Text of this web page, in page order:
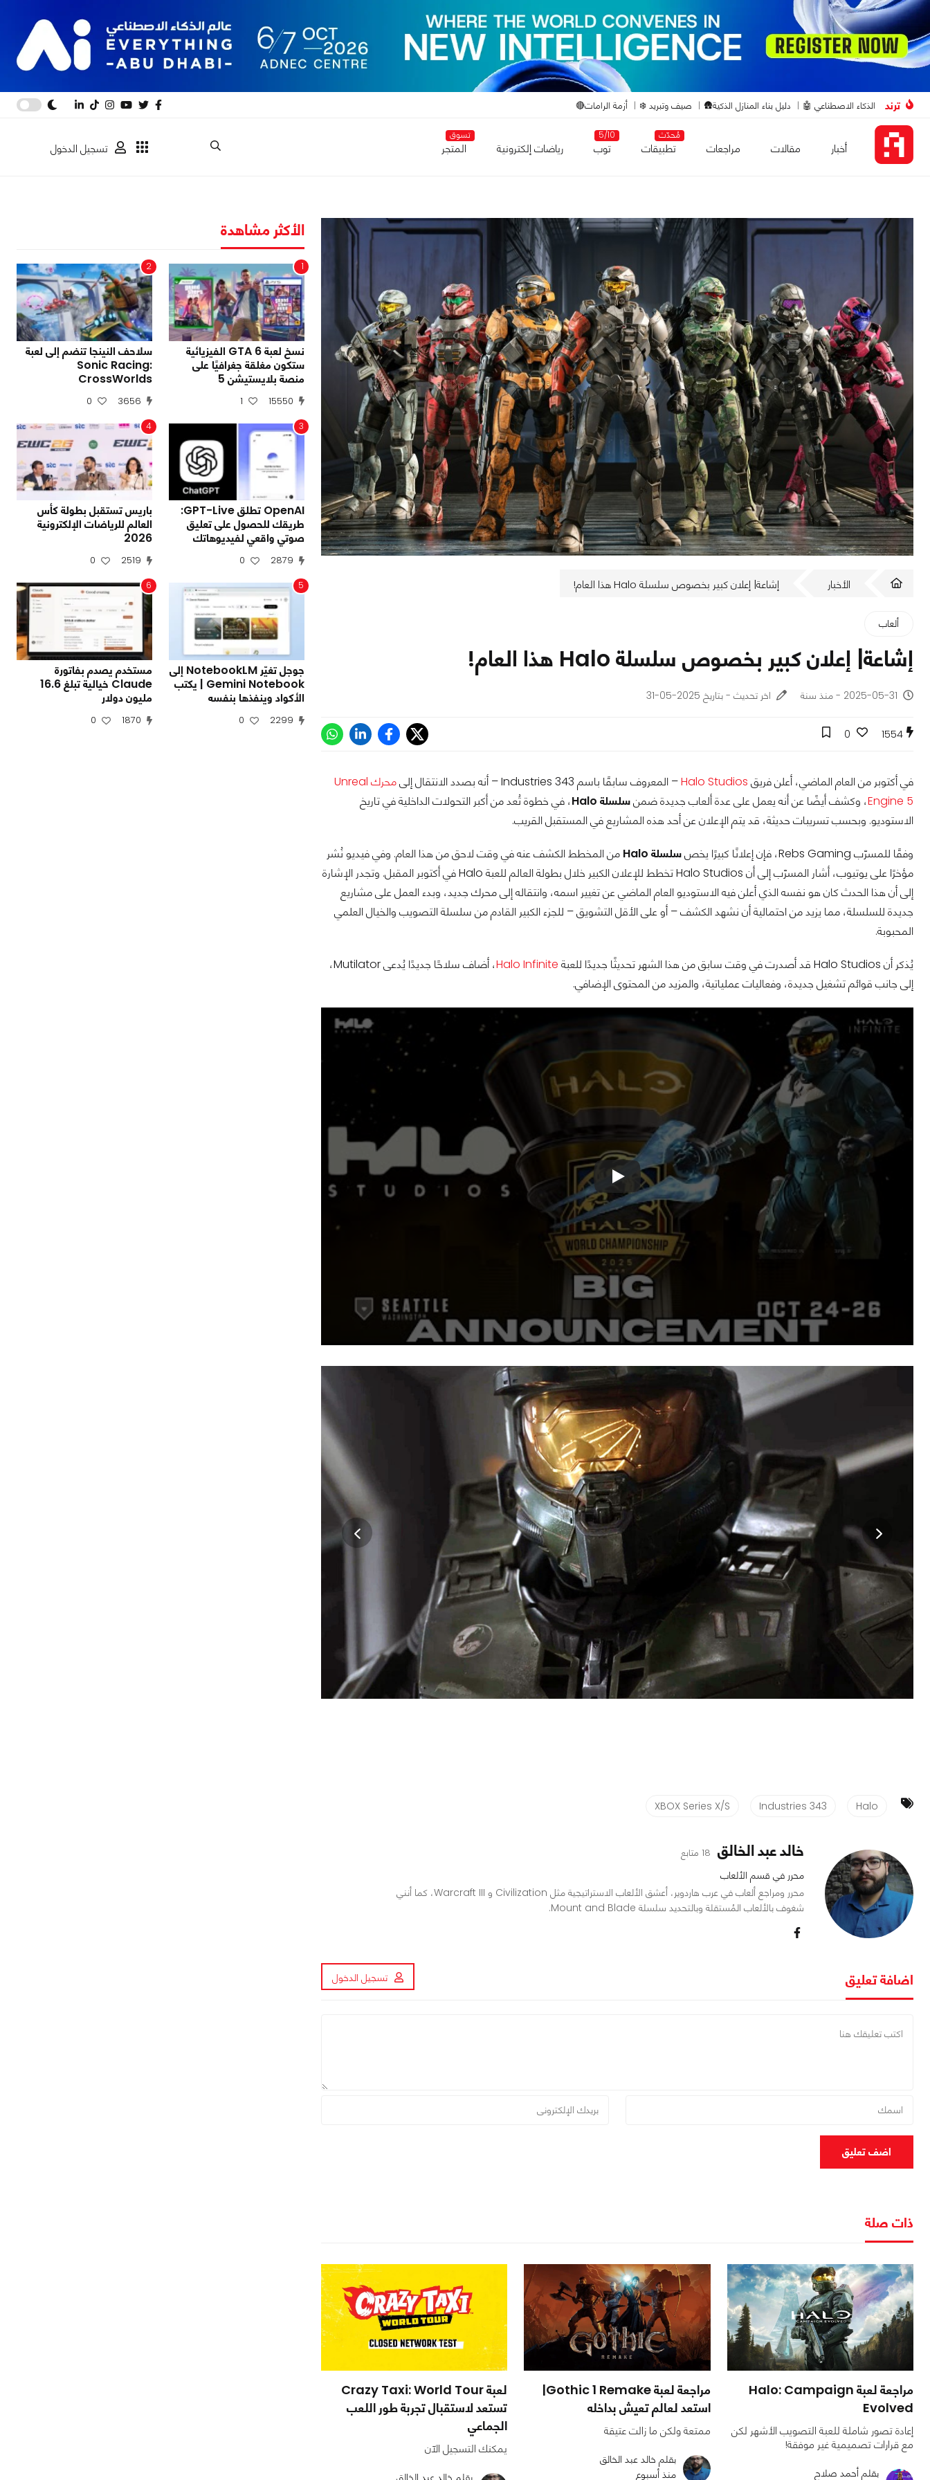
ترند الذكاء الاصطناعي 🤖 دليل بناء المنازل الذكية🛖 صيف وتبريد ❄️ أزمة الرامات🔴
أخبار مقالات مراجعات
مُحدّث
تطبيقات
5/10
توب رياضات إلكترونية
تسوق
المتجر تسجيل الدخول
الأخبار إشاعة| إعلان كبير بخصوص سلسلة Halo هذا العام!
ألعاب
إشاعة| إعلان كبير بخصوص سلسلة Halo هذا العام!
2025-05-31 - منذ سنة اخر تحديث - بتاريخ 2025-05-31
1554
0
في أكتوبر من العام الماضي، أعلن فريق Halo Studios– المعروف سابقًا باسم 343 Industries – أنه بصدد الانتقال إلى
محرك Unreal
Engine 5، وكشف أيضًا عن أنه يعمل على عدة ألعاب جديدة ضمنسلسلة Halo
، في خطوة تُعد من أكبر التحولات الداخلية في تاريخ
الاستوديو. وبحسب تسريبات حديثة، قد يتم الإعلان عن أحد هذه المشاريع في المستقبل القريب.
وفقًا للمسرّب Rebs Gaming، فإن إعلانًا كبيرًا يخص سلسلة Halo
من المخطط الكشف عنه في وقت لاحق من هذا العام. وفي فيديو نُشر
مؤخرًا على يوتيوب، أشار المسرّب إلى أن Halo Studios تخطط للإعلان الكبير خلال بطولة العالم للعبة Halo في أكتوبر المقبل. وتجدر الإشارة
إلى أن هذا الحدث كان هو نفسه الذي أعلن فيه الاستوديو العام الماضي عن تغيير اسمه، وانتقاله إلى محرك جديد، وبدء العمل على مشاريع
جديدة للسلسلة، مما يزيد من احتمالية أن نشهد الكشف – أو على الأقل التشويق – للجزء الكبير القادم من سلسلة التصويب والخيال العلمي
المحبوبة.
يُذكر أن Halo Studios قد أصدرت في وقت سابق من هذا الشهر تحديثًا جديدًا للعبة Halo Infinite
، أضاف سلاحًا جديدًا يُدعى Mutilator،
إلى جانب قوائم تشغيل جديدة، وفعاليات عملياتية، والمزيد من المحتوى الإضافي.
Halo
343 Industries
XBOX Series X/S
خالد عبد الخالق 18 متابع
محرر في قسم الألعاب
محرر ومراجع ألعاب في عرب هاردوير، أعشق الألعاب الاستراتيجية مثل Civilization و Warcraft III، كما أنني
شغوف بالألعاب المُستقلة وبالتحديد سلسلة Mount and Blade.
اضافة تعليق تسجيل الدخول
اضف تعليق
ذات صلة
مراجعة لعبة Halo: Campaign
Evolved
إعادة تصور شاملة للعبة التصويب الأشهر لكن
مع قرارات تصميمية غير موفقة!
بقلم أحمد صلاح
مراجعة لعبة Gothic 1 Remake|
استعد لعالم تعيش بداخله
ممتعة ولكن ما زالت عتيقة
بقلم خالد عبد الخالق
منذ أسبوع
لعبة Crazy Taxi: World Tour
تستعد لاستقبال تجربة طور اللعب
الجماعي
يمكنك التسجيل الآن
بقلم خالد عبد الخالق
الأكثر مشاهدة
1
نسخ لعبة GTA 6 الفيزيائية
ستكون مغلقة جغرافيًا على
منصة بلايستيشن 5
15550
1
2
سلاحف النينجا تنضم إلى لعبة
Sonic Racing:
CrossWorlds
3656
0
3
OpenAI تطلق GPT-Live:
طريقك للحصول على تعليق
صوتي واقعي لفيديوهاتك
2879
0
4
باريس تستقبل بطولة كأس
العالم للرياضات الإلكترونية
2026
2519
0
5
جوجل تغيّر NotebookLM إلى
Gemini Notebook | يكتب
الأكواد وينفذها بنفسه
2299
0
6
مستخدم يصدم بفاتورة
Claude خيالية تبلغ 16.6
مليون دولار
1870
0